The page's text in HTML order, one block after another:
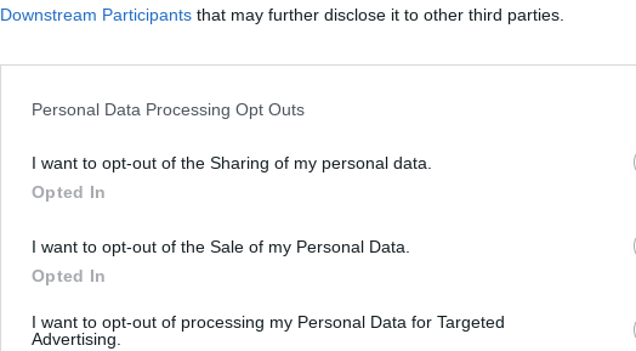
Downstream Participants that may further disclose it to other third parties.
Personal Data Processing Opt Outs
I want to opt-out of the Sharing of my personal data.
Opted In
I want to opt-out of the Sale of my Personal Data.
Opted In
I want to opt-out of processing my Personal Data for Targeted
Advertising.